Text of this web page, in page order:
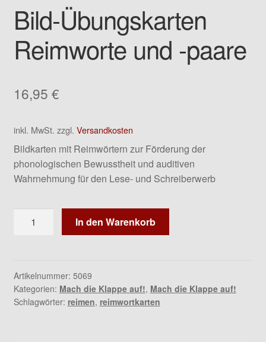
Bild-Übungskarten
Reimworte und -paare
16,95 €
inkl. MwSt. zzgl. Versandkosten
Bildkarten mit Reimwörtern zur Förderung der
phonologischen Bewusstheit und auditiven
Wahrnehmung für den Lese- und Schreiberwerb
Übungskarten
-
paare
Menge
In den Warenkorb
Artikelnummer: 5069
Kategorien: Mach die Klappe auf!, Mach die Klappe auf!
Schlagwörter: reimen, reimwortkarten